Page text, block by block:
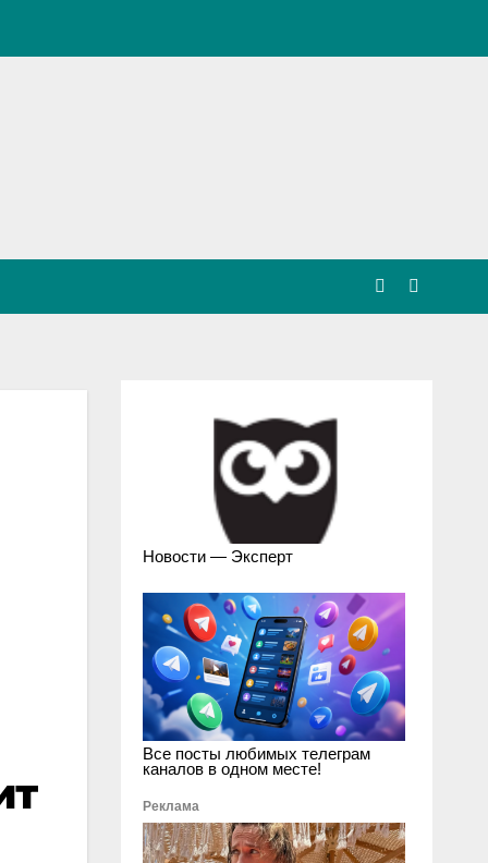
Новости — Эксперт
Все посты любимых телеграм
каналов в одном месте!
Реклама